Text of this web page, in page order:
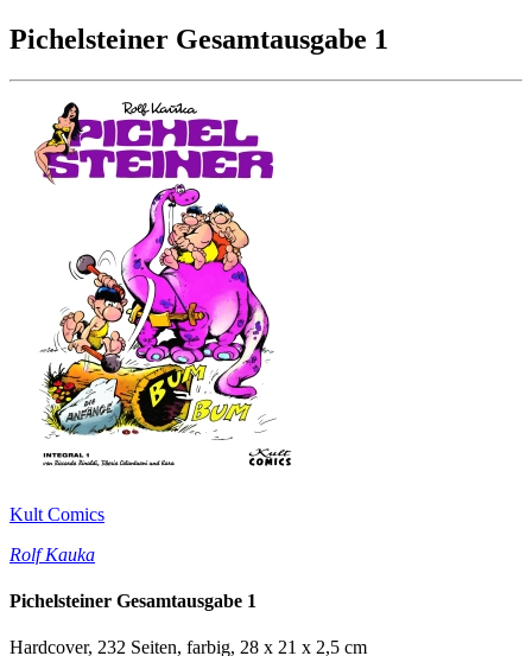
Pichelsteiner Gesamtausgabe 1
Kult Comics
Rolf Kauka
Pichelsteiner Gesamtausgabe 1
Hardcover, 232 Seiten, farbig, 28 x 21 x 2,5 cm